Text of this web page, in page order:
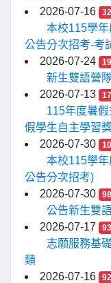
2026-07-16
本校115學
公告分次招考-考
2026-07-24
新生雙語營
2026-07-13
115年度暑
假學生自主學習
2026-07-30
本校115學
公告分次招考)
2026-07-30
98
公告新生雙
2026-07-17
93
志願服務基
類
2026-07-16
92